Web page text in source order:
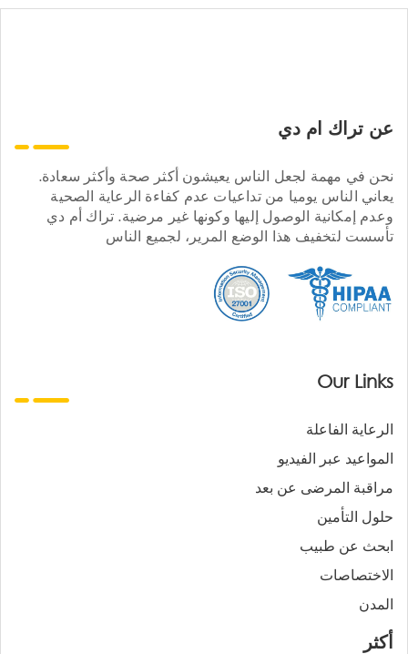
عن تراك ام دي
نحن في مهمة لجعل الناس يعيشون أكثر صحة وأكثر سعادة.
يعاني الناس يوميا من تداعيات عدم كفاءة الرعاية الصحية
وعدم إمكانية الوصول إليها وكونها غير مرضية. تراك أم دي
تأسست لتخفيف هذا الوضع المرير، لجميع الناس
Our Links
الرعاية الفاعلة
المواعيد عبر الفيديو
مراقبة المرضى عن بعد
حلول التأمين
ابحث عن طبيب
الاختصاصات
المدن
أكثر